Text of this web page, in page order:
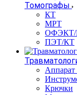
Томографы
КТ
МРТ
ПЭТ/КТ
Аппарат
Крючки